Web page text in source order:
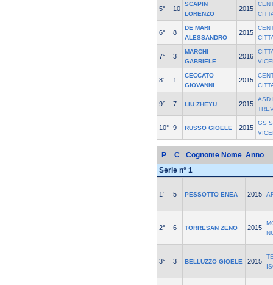
5° 10
SCAPIN
LORENZO
2015
6° 8
DE MARI
ALESSANDRO
2015
7° 3
MARCHI
GABRIELE
2016
8° 1
CECCATO
GIOVANNI
2015
9° 7 LIU ZHEYU 2015
ASD
10° 9 RUSSO GIOELE 2015
GS
P C Cognome Nome Anno
Serie n° 1
1° 5 PESSOTTO ENEA 2015
2° 6 TORRESAN ZENO 2015
3° 3 BELLUZZO GIOELE 2015